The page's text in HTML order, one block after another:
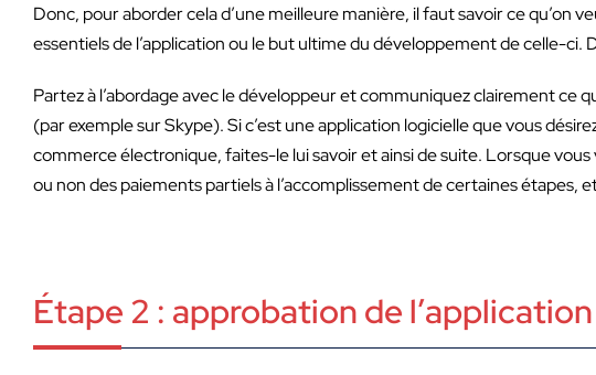
Donc, pour aborder cela d’une meilleure manière, il faut savoir ce
essentiels de l’application ou le but ultime du développement de celle-
Partez à l’abordage avec le développeur et communiquez clairement ce
(par exemple sur Skype). Si c’est une application logicielle que vous
commerce électronique, faites-le lui savoir et ainsi de suite. Lorsque
ou non des paiements partiels à l’accomplissement de certaines étapes,
Étape 2 : approbation de l’application